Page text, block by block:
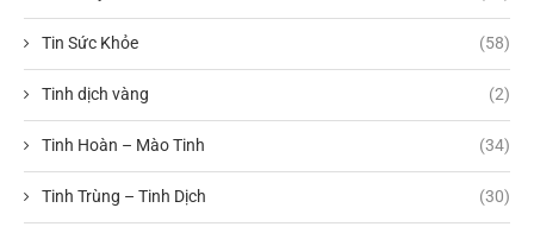
Tin Sức Khỏe (58)
Tinh dịch vàng (2)
Tinh Hoàn – Mào Tinh (34)
Tinh Trùng – Tinh Dịch (30)